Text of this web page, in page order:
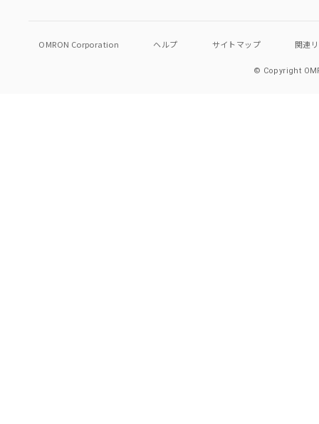
OMRON Corporation ヘルプ サイトマップ 関連
© Copyright